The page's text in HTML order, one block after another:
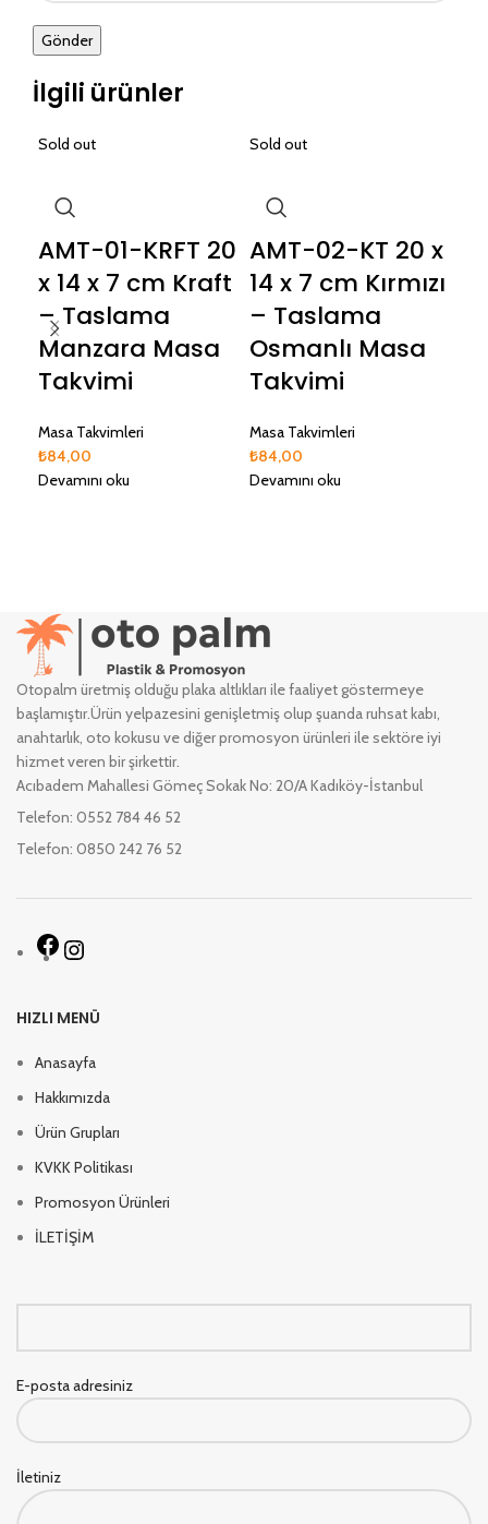
İlgili ürünler
Sold out
AMT-01-KRFT 20
x 14 x 7 cm Kraft
– Taslama
Manzara Masa
Takvimi
Masa Takvimleri
₺84,00
Devamını oku
Sold out
AMT-02-KT 20 x
14 x 7 cm Kırmızı
– Taslama
Osmanlı Masa
Takvimi
Masa Takvimleri
₺84,00
Devamını oku
Otopalm üretmiş olduğu plaka altlıkları ile faaliyet göstermeye
başlamıştır.Ürün yelpazesini genişletmiş olup şuanda ruhsat kabı,
anahtarlık, oto kokusu ve diğer promosyon ürünleri ile sektöre iyi
hizmet veren bir şirkettir.
Acıbadem Mahallesi Gömeç Sokak No: 20/A Kadıköy-İstanbul
Telefon: 0552 784 46 52
Telefon: 0850 242 76 52
HIZLI MENÜ
Anasayfa
Hakkımızda
Ürün Grupları
KVKK Politikası
Promosyon Ürünleri
İLETİŞİM
E-posta adresiniz
İletiniz